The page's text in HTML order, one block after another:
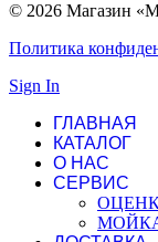
© 2026 Магазин
Политика
Sign In
ГЛАВНАЯ
КАТАЛОГ
О НАС
СЕРВИС